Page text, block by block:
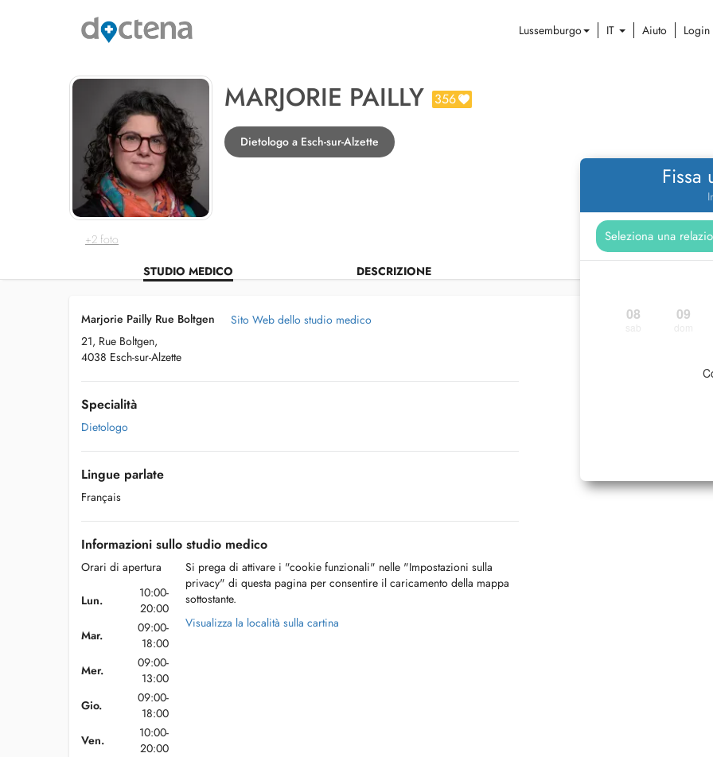
Lussemburgo IT Aiuto Login
+2 foto
MARJORIE PAILLY 356
Dietologo a Esch-sur-Alzette
STUDIO MEDICO DESCRIZIONE
Fissa
08 09
Marjorie Pailly Rue Boltgen
21, Rue Boltgen,
4038 Esch-sur-Alzette
Sito Web dello studio medico
Specialità
Dietologo
Lingue parlate
Français
Informazioni sullo studio medico
Orari di apertura
Lun.
10:00-
20:00
Mar.
09:00-
18:00
Mer.
09:00-
13:00
Gio.
09:00-
18:00
Ven.
10:00-
20:00
Si prega di attivare i "cookie funzionali" nelle "Impostazioni sulla
privacy" di questa pagina per consentire il caricamento della mappa
sottostante.
Visualizza la località sulla cartina